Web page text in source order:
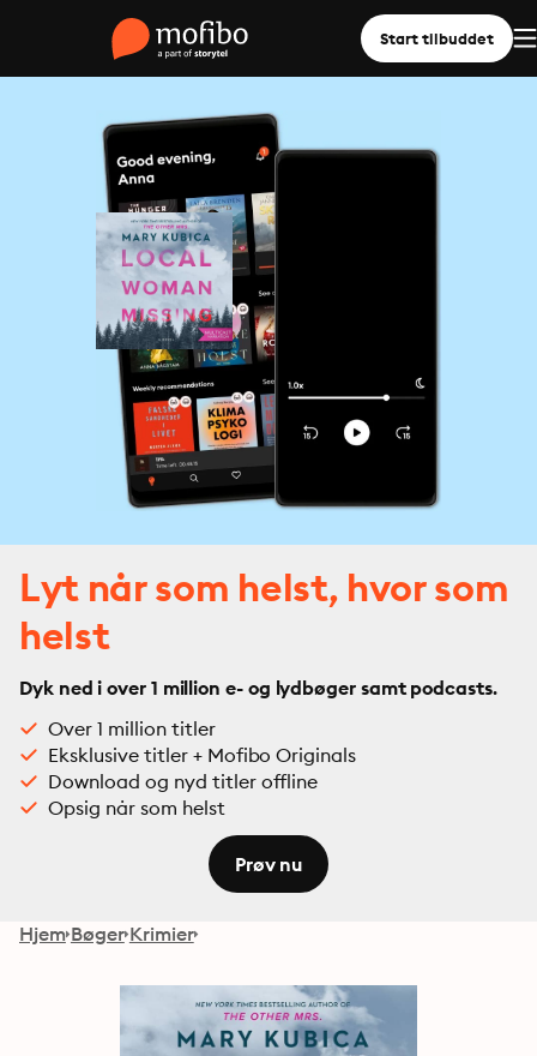
Start tilbuddet
Lyt når som helst, hvor som
helst
Dyk ned i over 1 million e- og lydbøger samt podcasts.
Over 1 million titler
Eksklusive titler + Mofibo Originals
Download og nyd titler offline
Opsig når som helst
Prøv nu
Hjem Bøger Krimier